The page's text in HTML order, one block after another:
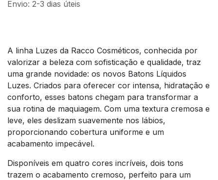
Envio: 2-3 dias úteis
A linha Luzes da Racco Cosméticos, conhecida por
valorizar a beleza com sofisticação e qualidade, traz
uma grande novidade: os novos Batons Líquidos
Luzes. Criados para oferecer cor intensa, hidratação e
conforto, esses batons chegam para transformar a
sua rotina de maquiagem. Com uma textura cremosa e
leve, eles deslizam suavemente nos lábios,
proporcionando cobertura uniforme e um
acabamento impecável.
Disponíveis em quatro cores incríveis, dois tons
trazem o acabamento cremoso, perfeito para um